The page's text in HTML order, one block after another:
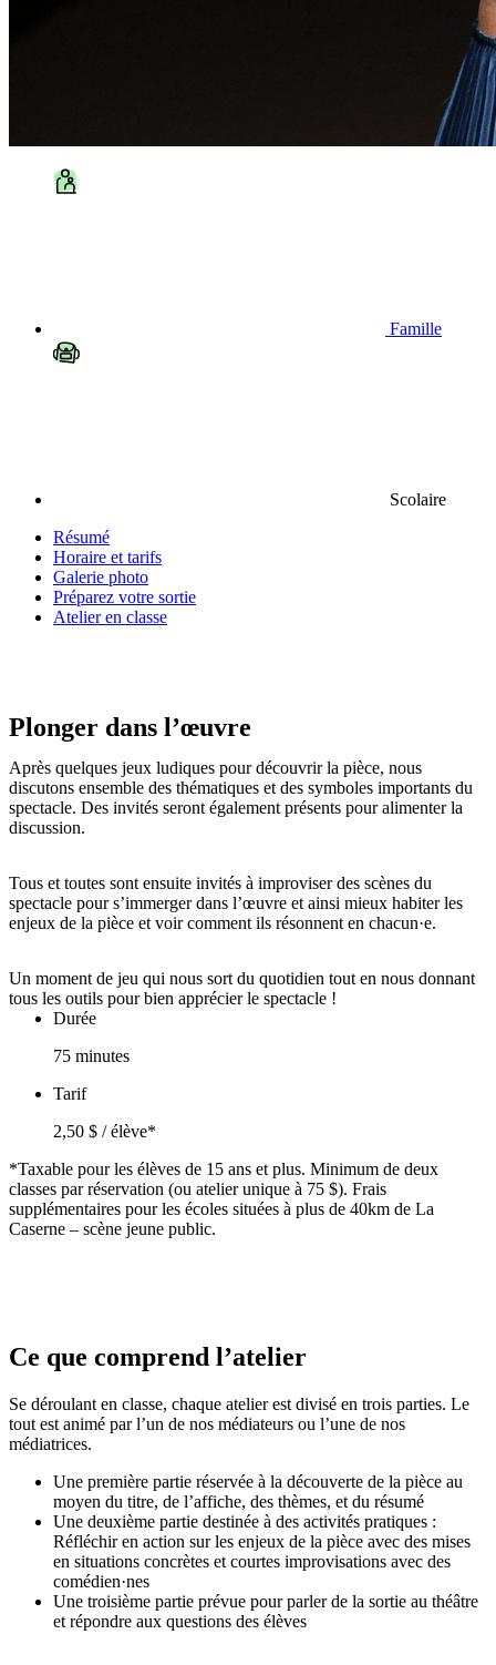
Famille
Scolaire
Résumé
Horaire et tarifs
Galerie photo
Préparez votre sortie
Atelier en classe
Plonger dans l’œuvre
Après quelques jeux ludiques pour découvrir la pièce, nous
discutons ensemble des thématiques et des symboles importants du
spectacle. Des invités seront également présents pour alimenter la
discussion.
Tous et toutes sont ensuite invités à improviser des scènes du
spectacle pour s’immerger dans l’œuvre et ainsi mieux habiter les
enjeux de la pièce et voir comment ils résonnent en chacun·e.
Un moment de jeu qui nous sort du quotidien tout en nous donnant
tous les outils pour bien apprécier le spectacle !
Durée
75 minutes
Tarif
2,50 $ / élève*
*Taxable pour les élèves de 15 ans et plus. Minimum de deux
classes par réservation (ou atelier unique à 75 $). Frais
supplémentaires pour les écoles situées à plus de 40km de La
Caserne – scène jeune public.
Ce que comprend l’atelier
Se déroulant en classe, chaque atelier est divisé en trois parties. Le
tout est animé par l’un de nos médiateurs ou l’une de nos
médiatrices.
Une première partie réservée à la découverte de la pièce au
moyen du titre, de l’affiche, des thèmes, et du résumé
Une deuxième partie destinée à des activités pratiques :
Réfléchir en action sur les enjeux de la pièce avec des mises
en situations concrètes et courtes improvisations avec des
comédien·nes
Une troisième partie prévue pour parler de la sortie au théâtre
et répondre aux questions des élèves